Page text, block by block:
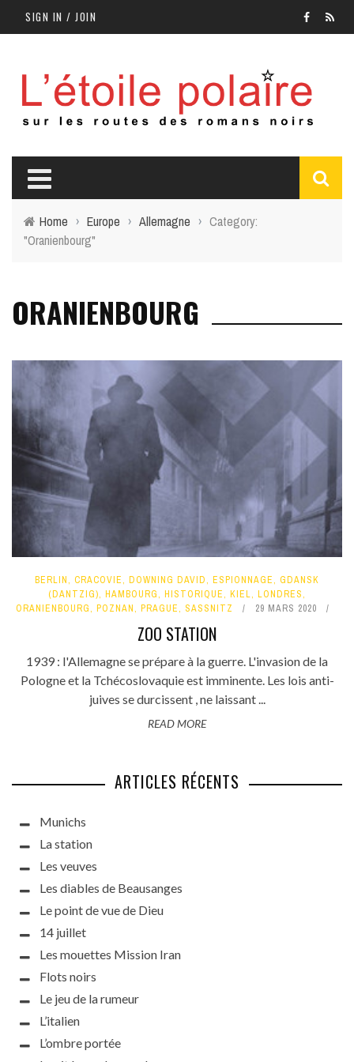
SIGN IN / JOIN
Home › Europe › Allemagne › Category:
"Oranienbourg"
ORANIENBOURG
BERLIN, CRACOVIE, DOWNING DAVID, ESPIONNAGE, GDANSK
(DANTZIG), HAMBOURG, HISTORIQUE, KIEL, LONDRES,
ORANIENBOURG, POZNAN, PRAGUE, SASSNITZ 29 MARS 2020
ZOO STATION
1939 : l'Allemagne se prépare à la guerre. L'invasion de la
Pologne et la Tchécoslovaquie est imminente. Les lois anti-
juives se durcissent , ne laissant ...
READ MORE
ARTICLES RÉCENTS
Munichs
La station
Les veuves
Les diables de Beausanges
Le point de vue de Dieu
14 juillet
Les mouettes Mission Iran
Flots noirs
Le jeu de la rumeur
L’italien
L’ombre portée